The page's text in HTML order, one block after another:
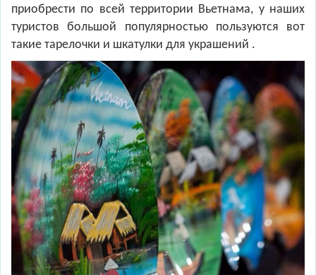
приобрести по всей территории Вьетнама, у наших
туристов большой популярностью пользуются вот
такие тарелочки и шкатулки для украшений .